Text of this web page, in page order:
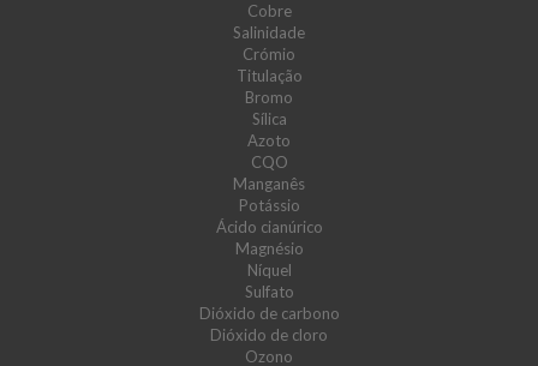
Cobre
Salinidade
Crómio
Titulação
Bromo
Sílica
Azoto
CQO
Manganês
Potássio
Ácido cianúrico
Magnésio
Níquel
Sulfato
Dióxido de carbono
Dióxido de cloro
Ozono